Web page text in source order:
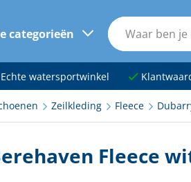
categorieën
watersportwinkel
Zeilkleding Fleece
Fleece